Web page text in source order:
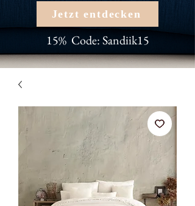
Jetzt entdecken
15% Code: Sandiik15